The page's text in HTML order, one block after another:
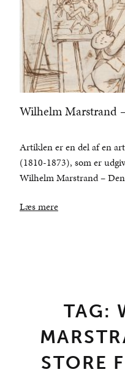
Wilhelm Marstrand
Artiklen er en del af en
(1810-1873), som er
Wilhelm Marstrand –
Læs mere
TAG:
STORE